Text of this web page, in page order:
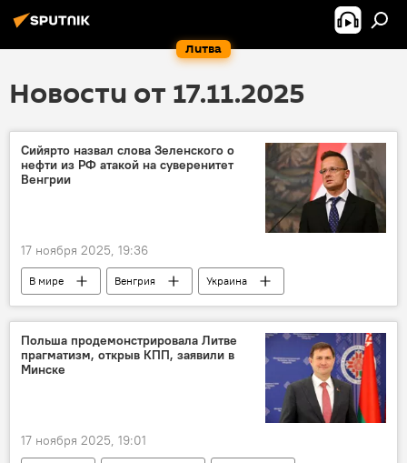
Литва
Новости от 17.11.2025
Сийярто назвал слова Зеленского о
нефти из РФ атакой на суверенитет
Венгрии
17 ноября 2025, 19:36
В мире Венгрия
Украина
Петер Сийярто
Политика
энергетика
Россия нефть
Польша продемонстрировала Литве
прагматизм, открыв КПП, заявили в
Минске
17 ноября 2025, 19:01